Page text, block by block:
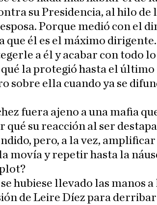
su Presidencia, al hilo de
Porque medió con el
que él es el máximo
a él y acabar con todo lo
la protegió hasta el
sobre ella cuando ya se
fuera ajeno a una mafia
qué su reacción al ser
pero, a la vez,
movía y repetir hasta la
hubiese llevado las manos a
de Leire Díez para